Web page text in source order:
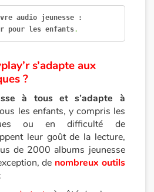
audio jeunesse :
pour les enfants.
s’adapte aux
?
à tous et s’adapte à
les enfants, y compris les
ou en difficulté de
leur goût de la lecture,
de 2000 albums jeunesse
de nombreux outils
: